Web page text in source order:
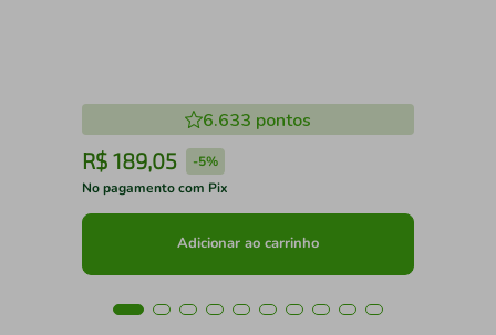
6.633 pontos
R$ 189,05 -5%
No pagamento com Pix
Adicionar ao carrinho